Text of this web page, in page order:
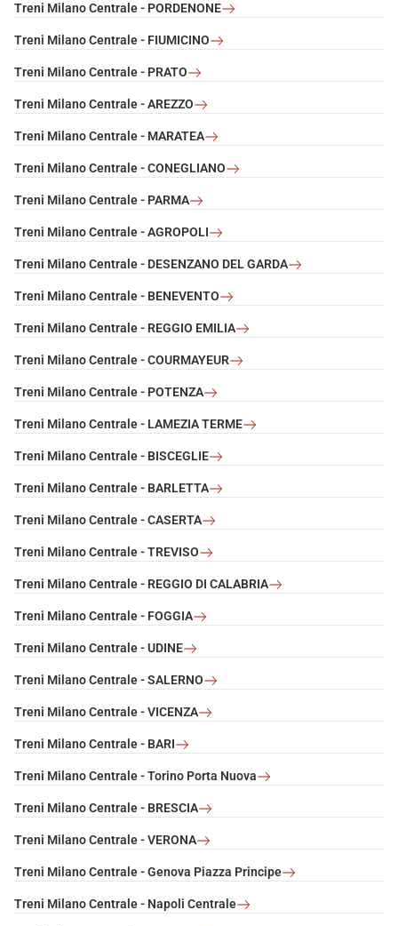
Treni Milano Centrale - PORDENONE
Treni Milano Centrale - FIUMICINO
Treni Milano Centrale - PRATO
Treni Milano Centrale - AREZZO
Treni Milano Centrale - MARATEA
Treni Milano Centrale - CONEGLIANO
Treni Milano Centrale - PARMA
Treni Milano Centrale - AGROPOLI
Treni Milano Centrale - DESENZANO DEL GARDA
Treni Milano Centrale - BENEVENTO
Treni Milano Centrale - REGGIO EMILIA
Treni Milano Centrale - COURMAYEUR
Treni Milano Centrale - POTENZA
Treni Milano Centrale - LAMEZIA TERME
Treni Milano Centrale - BISCEGLIE
Treni Milano Centrale - BARLETTA
Treni Milano Centrale - CASERTA
Treni Milano Centrale - TREVISO
Treni Milano Centrale - REGGIO DI CALABRIA
Treni Milano Centrale - FOGGIA
Treni Milano Centrale - UDINE
Treni Milano Centrale - SALERNO
Treni Milano Centrale - VICENZA
Treni Milano Centrale - BARI
Treni Milano Centrale - Torino Porta Nuova
Treni Milano Centrale - BRESCIA
Treni Milano Centrale - VERONA
Treni Milano Centrale - Genova Piazza Principe
Treni Milano Centrale - Napoli Centrale